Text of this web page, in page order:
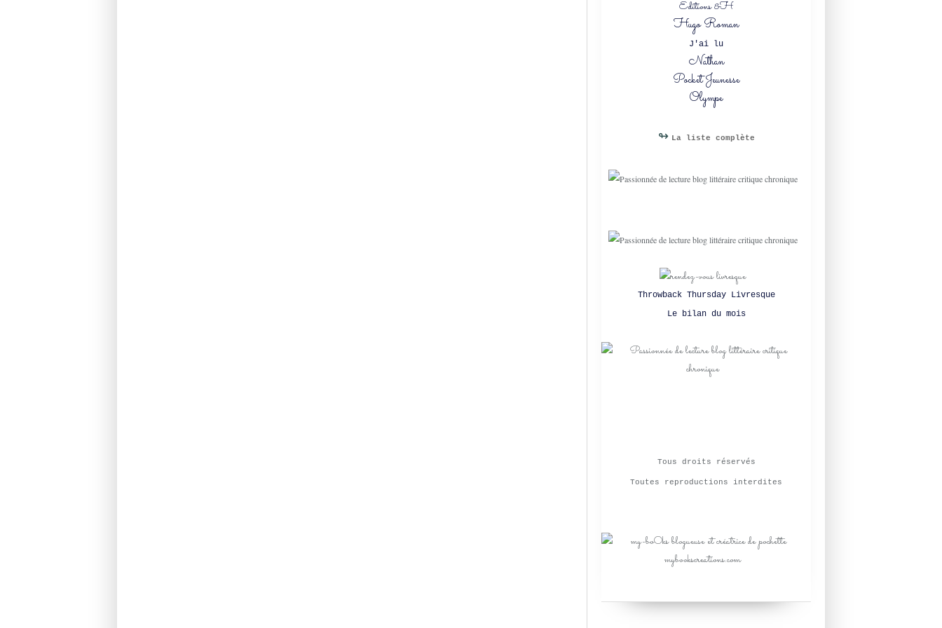
Editions &H
Hugo Roman
J'ai lu
Nathan
Pocket Jeunesse
Olympe
↬ La liste complète
Throwback Thursday Livresque
Le bilan du mois
Tous droits réservés
Toutes reproductions interdites